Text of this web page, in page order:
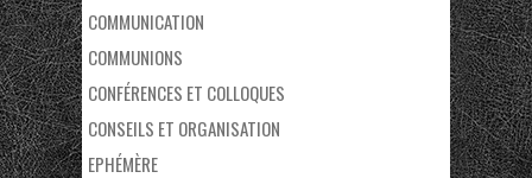
COMMUNICATION
COMMUNIONS
CONFÉRENCES ET COLLOQUES
CONSEILS ET ORGANISATION
EPHÉMÈRE